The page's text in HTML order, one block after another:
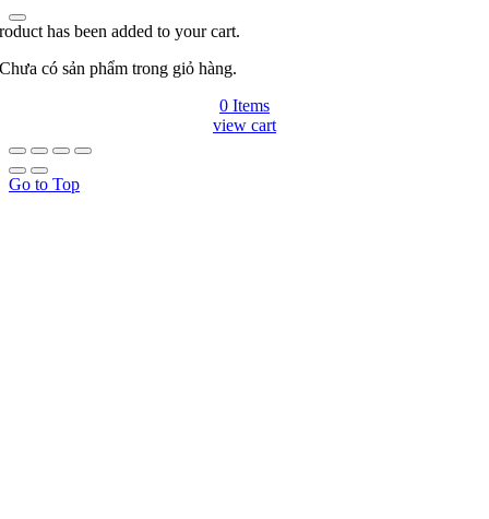
has been added to your cart.
Chưa có sản phẩm trong giỏ hàng.
0 Items
view cart
Go to Top